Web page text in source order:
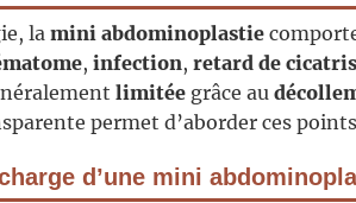
lamini abdominoplastie
,infection,retard de
limitée grâce au
permet d’aborder ces
d’une mini